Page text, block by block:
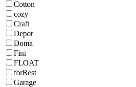
Cotton
cozy
Craft
Depot
Doma
Fini
FLOAT
forRest
Garage